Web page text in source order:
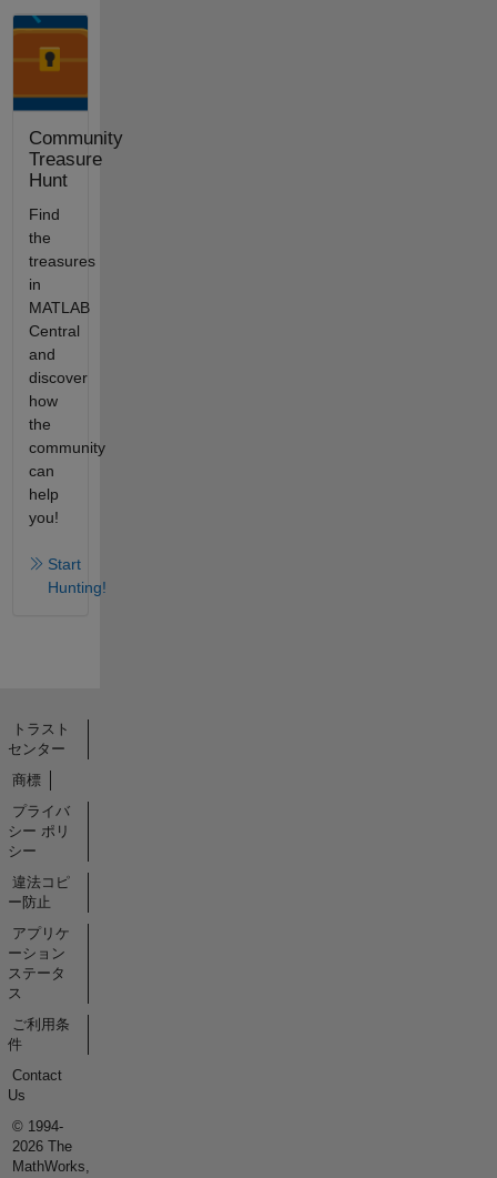
Community
Treasure
Hunt
Find
the
treasures
in
MATLAB
Central
and
discover
how
the
community
can
help
you!
Start
Hunting!
トラスト
センター
商標
プライバ
シー ポリ
シー
違法コピ
ー防止
アプリケ
ーション
ステータ
ス
ご利用条
件
Contact
Us
© 1994-
2026 The
MathWorks,